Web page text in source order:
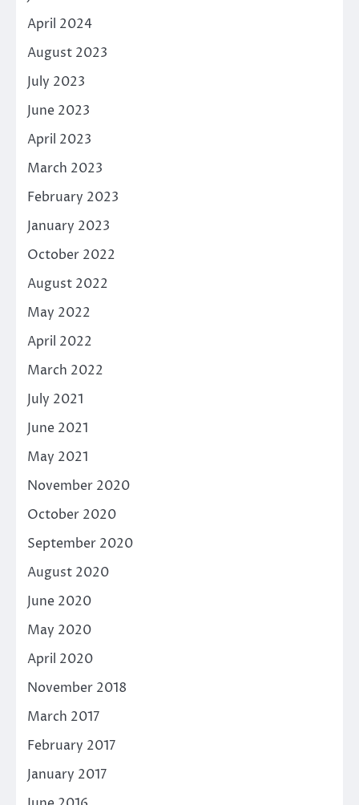
April 2024
August 2023
July 2023
June 2023
April 2023
March 2023
February 2023
January 2023
October 2022
August 2022
May 2022
April 2022
March 2022
July 2021
June 2021
May 2021
November 2020
October 2020
September 2020
August 2020
June 2020
May 2020
April 2020
November 2018
March 2017
February 2017
January 2017